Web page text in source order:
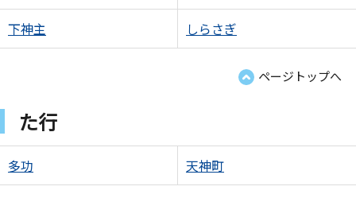
下神主 しらさぎ
ページトップへ
た行
多功 天神町